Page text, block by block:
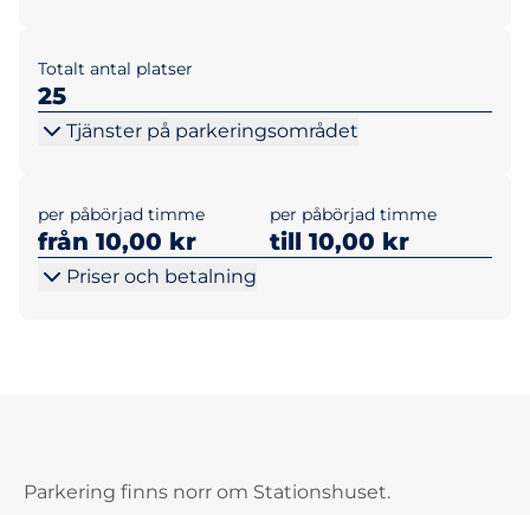
Totalt antal platser
25
Tjänster på parkeringsområdet
per påbörjad timme
från 10,00 kr
per påbörjad timme
till 10,00 kr
Priser och betalning
Parkering finns norr om Stationshuset.